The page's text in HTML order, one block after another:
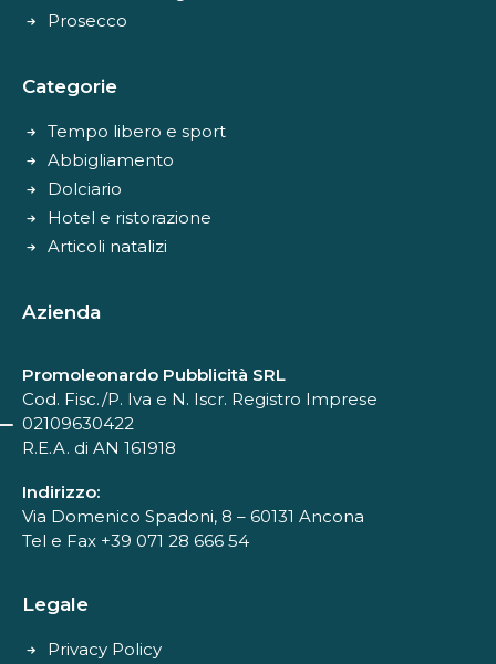
Prosecco
Categorie
Tempo libero e sport
Abbigliamento
Dolciario
Hotel e ristorazione
Articoli natalizi
Azienda
Promoleonardo Pubblicità SRL
Cod. Fisc./P. Iva e N. Iscr. Registro Imprese
02109630422
R.E.A. di AN 161918
Indirizzo:
Via Domenico Spadoni, 8 – 60131 Ancona
Tel e Fax +39 071 28 666 54
Legale
Privacy Policy